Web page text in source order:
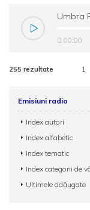
Umbra
0:00:00
255 rezultate 1
Emisiuni radio
Index autori
Index alfabetic
Index tematic
Index categorii de
Ultimele adăugate